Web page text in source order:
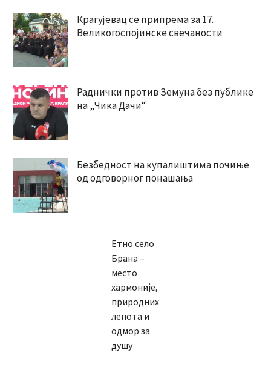
Крагујевац се припрема за 17.
Великогоспојинске свечаности
Раднички против Земуна без публике
на „Чика Дачи“
Безбедност на купалиштима почиње
од одговорног понашања
Етно село
Брана –
место
хармоније,
природних
лепота и
одмор за
душу